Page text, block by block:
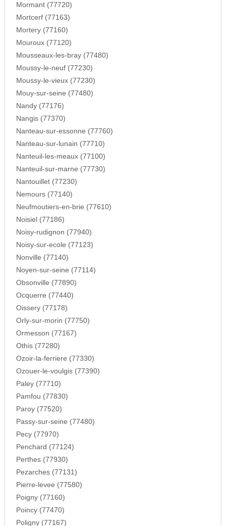
Mormant (77720)
Mortcerf (77163)
Mortery (77160)
Mouroux (77120)
Mousseaux-les-bray (77480)
Moussy-le-neuf (77230)
Moussy-le-vieux (77230)
Mouy-sur-seine (77480)
Nandy (77176)
Nangis (77370)
Nanteau-sur-essonne (77760)
Nanteau-sur-lunain (77710)
Nanteuil-les-meaux (77100)
Nanteuil-sur-marne (77730)
Nantouillet (77230)
Nemours (77140)
Neufmoutiers-en-brie (77610)
Noisiel (77186)
Noisy-rudignon (77940)
Noisy-sur-ecole (77123)
Nonville (77140)
Noyen-sur-seine (77114)
Obsonville (77890)
Ocquerre (77440)
Oissery (77178)
Orly-sur-morin (77750)
Ormesson (77167)
Othis (77280)
Ozoir-la-ferriere (77330)
Ozouer-le-voulgis (77390)
Paley (77710)
Pamfou (77830)
Paroy (77520)
Passy-sur-seine (77480)
Pecy (77970)
Penchard (77124)
Perthes (77930)
Pezarches (77131)
Pierre-levee (77580)
Poigny (77160)
Poincy (77470)
Poligny (77167)